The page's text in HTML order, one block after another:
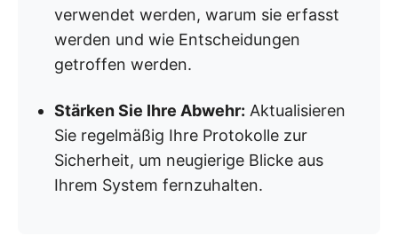
verwendet werden, warum sie erfasst
werden und wie Entscheidungen
getroffen werden.
Stärken Sie Ihre Abwehr: Aktualisieren
Sie regelmäßig Ihre Protokolle zur
Sicherheit, um neugierige Blicke aus
Ihrem System fernzuhalten.